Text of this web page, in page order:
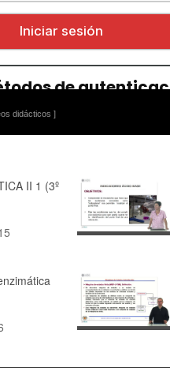
Lección 4.
ácido
10:07 ·
hardware
en
21:10 ·